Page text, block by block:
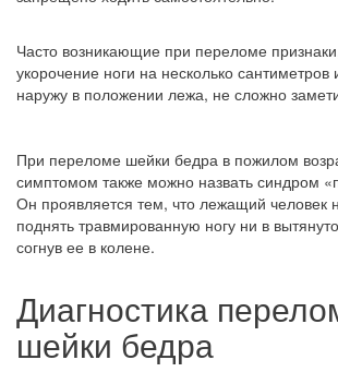
Часто возникающие при переломе
укорочение ноги на несколько
наружу в положении лежа, не сложно
При переломе шейки бедра в пожилом
симптомом также можно назвать синдром
Он проявляется тем, что лежащий человек
поднять травмированную ногу ни в
согнув ее в колене.
Диагностика
шейки бедра